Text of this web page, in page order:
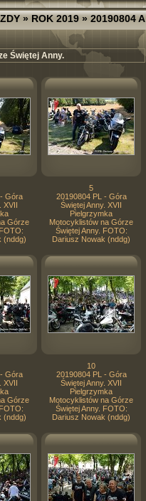
»ROK 2019» 20190804 A
Świętej Anny.
Góra
XVII
Górze
(nddg)
5
20190804 PL - Góra
Świętej Anny. XVII
Pielgrzymka
Motocyklistów na Górze
Świętej Anny. FOTO:
Dariusz Nowak (nddg)
Góra
XVII
Górze
(nddg)
10
20190804 PL - Góra
Świętej Anny. XVII
Pielgrzymka
Motocyklistów na Górze
Świętej Anny. FOTO:
Dariusz Nowak (nddg)